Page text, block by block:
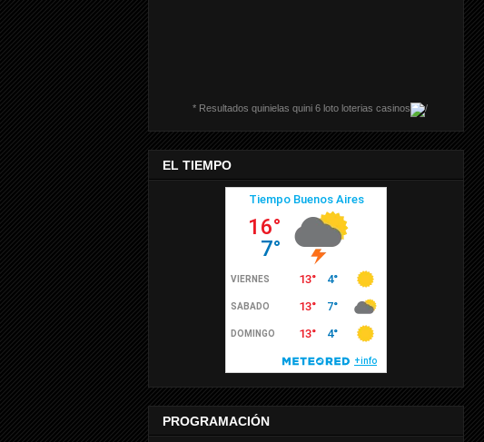
* Resultados quinielas quini 6 loto loterias casinos
EL TIEMPO
PROGRAMACIÓN